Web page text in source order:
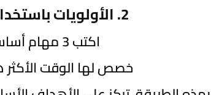
2. الأولويات باستخدام تقنية “الـ 3 أولويات اليومية”
اكتب 3 مهام أساسية يجب إنجازها خلال اليوم.
خصص لها الوقت الأكثر